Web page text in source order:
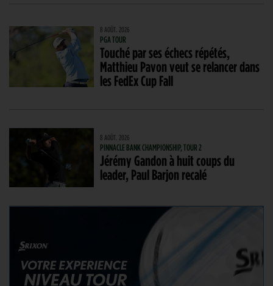
8 AOÛT. 2026
PGA TOUR
Touché par ses échecs répétés,
Matthieu Pavon veut se relancer dans
les FedEx Cup Fall
8 AOÛT. 2026
PINNACLE BANK CHAMPIONSHIP, TOUR 2
Jérémy Gandon à huit coups du
leader, Paul Barjon recalé